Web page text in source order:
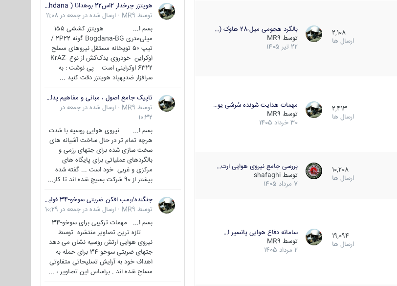
2,108
ارسال ها
بالگرد هجومی میل-28 هاوک (…
توسط MR9
22 تیر 1405
2,413
ارسال ها
مهمات هدایت شونده سُرشی یو…
توسط MR9
30 خرداد 1405
10,208
ارسال ها
بررسی جامع نیروی هوایی ارت…
توسط shafaghi
7 مرداد 1405
19,094
ارسال ها
سامانه دفاع هوایی پانسیر ا…
توسط MR9
2 مرداد 1405
هویتزر چرخدار 2اس22 بوهدانا ( wheeled howitzer 2S22 Bohdana )
توسط MR9
· ارسال شده در جمعه در 11:08
بسم ا... هویتزر کششی ۱۵۵
میلی‌متری Bogdana-BG گونه 2P22 /
تیپ ۵۰ توپخانه مستقل نیروهای مسلح
اوکراین خودروی یدک‌کش از نوع KrAZ-
6322 اوکراینی است پی نوشت : به
سرافزار ضدپهپاد هویتزر دقت کنید ...
تاپیک جامع اصول ، مبانی و مفاهیم پدافند غیر عامل
توسط MR9
· ارسال شده در جمعه در
10:32
بسم ا... نیروی هوایی روسیه با شدت
هرچه تمام تر در حال ساخت آشیانه های
سخت سازی شده برای جتهای رزمی و
بالگردهای عملیاتی برای پایگاه های
مرکزی و غربی خود است ... گفته شده
بیشتر از 90 شرکت بسیج شده اند تا کار...
جنگنده/بمب افکن ضربتی سوخو-34 فولبک ( Sukhoi Su-34/Fullback)
توسط MR9
· ارسال شده در جمعه در 10:29
بسم ا... مهمات ترکیبی برای سوخو-34
تازه ترین تصاویر منتشره توسط
نیروی هوایی ارتش روسیه نشان می دهد
جتهای ضربتی سوخو-34 برای حمله به
اهداف خود به آرایش تسلیحاتی متفاوتی
مسلح شده اند . براساس این تصاویر ، ...